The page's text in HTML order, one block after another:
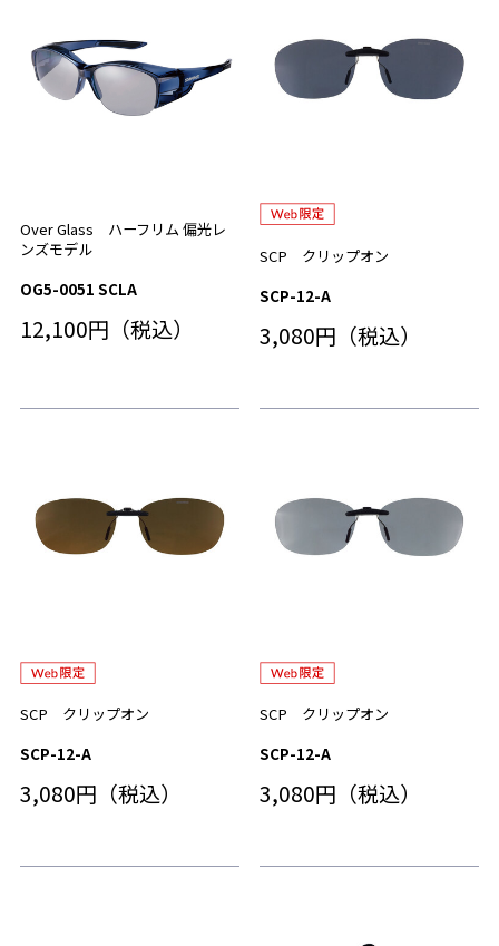
Over Glass ハーフリム 偏光レ
ンズモデル
OG5-0051 SCLA
12,100円（税込）
SCP クリップオン
SCP-12-A
3,080円（税込）
SCP クリップオン
SCP-12-A
3,080円（税込）
SCP クリップオン
SCP-12-A
3,080円（税込）